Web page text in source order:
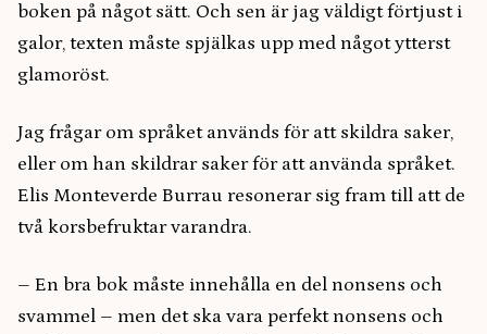
boken på något sätt. Och sen är jag väldigt förtjust i
galor, texten måste spjälkas upp med något ytterst
glamoröst.
Jag frågar om språket används för att skildra saker,
eller om han skildrar saker för att använda språket.
Elis Monteverde Burrau resonerar sig fram till att de
två korsbefruktar varandra.
– En bra bok måste innehålla en del nonsens och
svammel – men det ska vara perfekt nonsens och